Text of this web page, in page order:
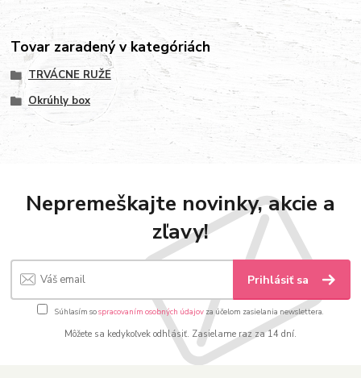
Tovar zaradený v kategóriách
TRVÁCNE RUŽE
Okrúhly box
Nepremeškajte novinky, akcie a
zľavy!
Prihlásiť sa
Súhlasím sospracovaním osobných údajov za účelom zasielania newslettera.
Môžete sa kedykoľvek odhlásiť. Zasielame raz za 14 dní.